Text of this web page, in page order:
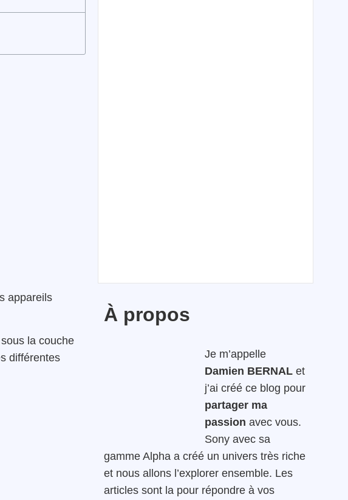
appareils
la couche
différentes
À propos
Je m’appelle
Damien BERNAL et
j’ai créé ce blog pour
partager ma
passion avec vous.
Sony avec sa
gamme Alpha a créé un univers très riche
et nous allons l’explorer ensemble. Les
articles sont la pour répondre à vos